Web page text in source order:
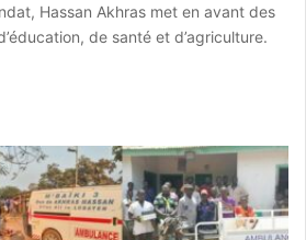
Hassan Akhras met en avant des
de santé et d’agriculture.